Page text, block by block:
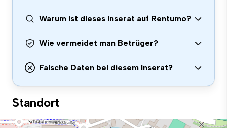
Warum ist dieses Inserat auf Rentumo?
Wie vermeidet man Betrüger?
Falsche Daten bei diesem Inserat?
Standort